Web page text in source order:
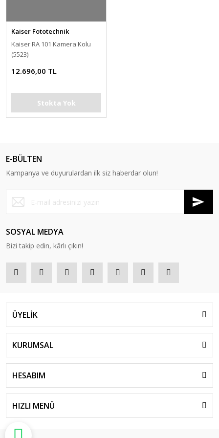
Kaiser Fototechnik
Kaiser RA 101 Kamera Kolu
(5523)
12.696,00 TL
Stokta Yok
E-BÜLTEN
Kampanya ve duyurulardan ilk siz haberdar olun!
SOSYAL MEDYA
Bizi takip edin, kârlı çıkın!
ÜYELİK
KURUMSAL
HESABIM
HIZLI MENÜ